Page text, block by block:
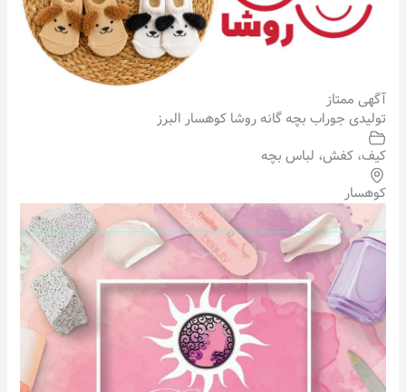
آگهی ممتاز
تولیدی جوراب بچه گانه روشا کوهسار البرز
کیف، کفش، لباس بچه
کوهسار